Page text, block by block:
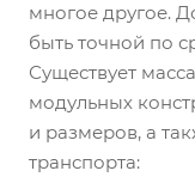
многое другое.
быть точной по
Существует
модульных
и размеров, а
транспорта: